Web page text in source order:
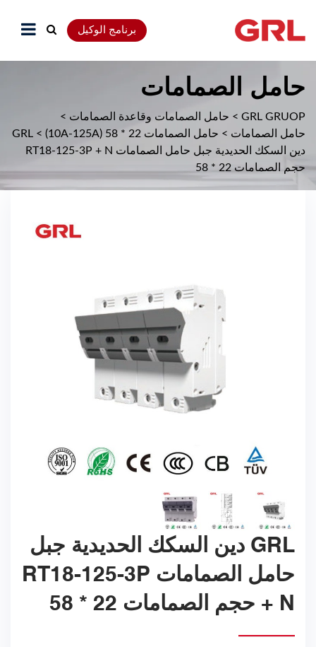
برنامج الوكيل
حامل الصمامات
GRL GRUOP
> حامل الصمامات وقاعدة الصمامات >
حامل الصمامات > حامل الصمامات 22 * 58 (10A-125A) >
GRL
دين السكك الحديدية جبل حامل الصمامات RT18-125-3P + N
حجم الصمامات 22 * 58
GRL دين السكك الحديدية جبل
حامل الصمامات RT18-125-3P
+ N حجم الصمامات 22 * 58